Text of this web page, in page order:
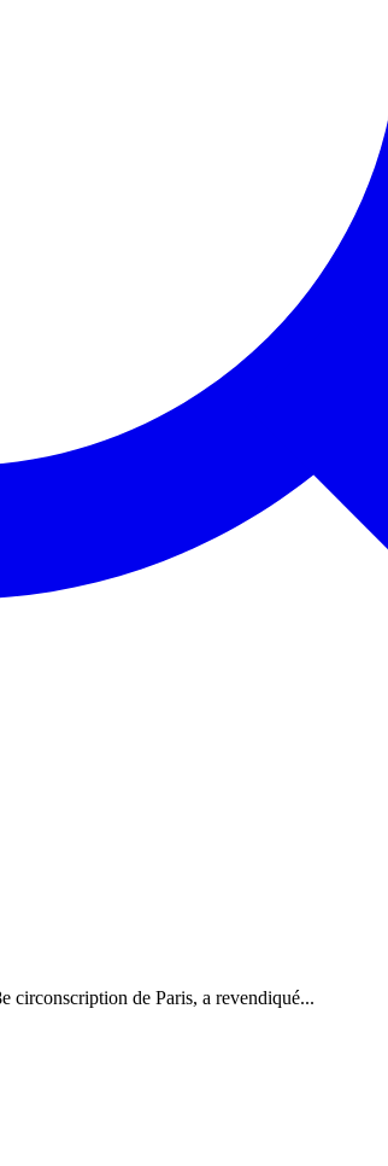
circonscription de Paris, a revendiqué...